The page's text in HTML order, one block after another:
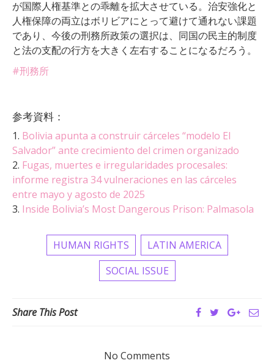
が国際人権基準との乖離を拡大させている。治安強化と
人権保障の両立はボリビアにとって避けて通れない課題
であり、今後の刑務所政策の選択は、同国の民主的制度
と法の支配の行方を大きく左右することになるだろう。
#刑務所
参考資料：
1. Bolivia apunta a construir cárceles “modelo El
Salvador” ante crecimiento del crimen organizado
2. Fugas, muertes e irregularidades procesales:
informe registra 34 vulneraciones en las cárceles
entre mayo y agosto de 2025
3. Inside Bolivia’s Most Dangerous Prison: Palmasola
HUMAN RIGHTS
LATIN AMERICA
SOCIAL ISSUE
Share This Post
No Comments